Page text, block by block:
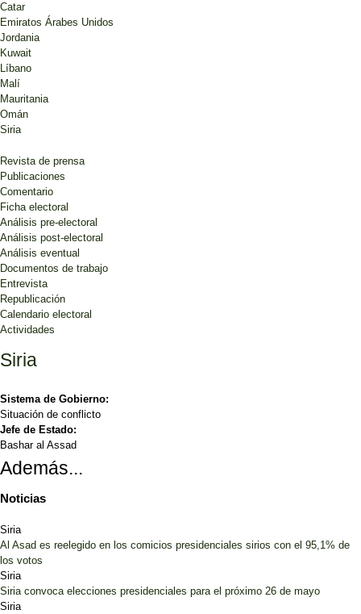
Catar
Emiratos Árabes Unidos
Jordania
Kuwait
Líbano
Malí
Mauritania
Omán
Siria
Revista de prensa
Publicaciones
Comentario
Ficha electoral
Análisis pre-electoral
Análisis post-electoral
Análisis eventual
Documentos de trabajo
Entrevista
Republicación
Calendario electoral
Actividades
Siria
Sistema de Gobierno:
Situación de conflicto
Jefe de Estado:
Bashar al Assad
Además...
Noticias
Siria
Al Asad es reelegido en los comicios presidenciales sirios con el 95,1% de
los votos
Siria
Siria convoca elecciones presidenciales para el próximo 26 de mayo
Siria